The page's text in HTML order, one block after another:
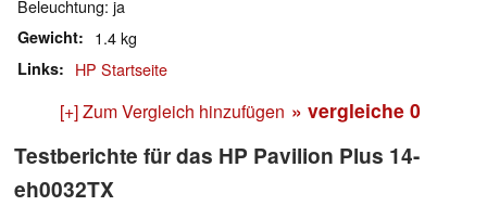
Beleuchtung: ja
Gewicht 1.4 kg
Links HP Startseite
[+] Zum Vergleich hinzufügen » vergleiche 0
Testberichte für das HP Pavilion Plus 14-
eh0032TX